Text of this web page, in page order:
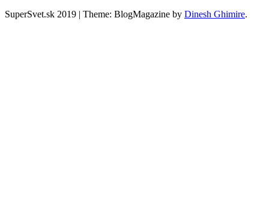
SuperSvet.sk 2019 | Theme: BlogMagazine by Dinesh Ghimire.